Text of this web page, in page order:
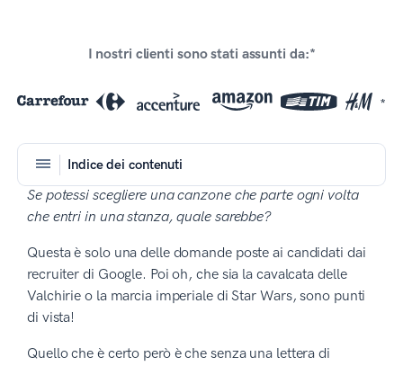
I nostri clienti sono stati assunti da:*
*
Indice dei contenuti
Se potessi scegliere una canzone che parte ogni volta
che entri in una stanza, quale sarebbe?
Questa è solo una delle domande poste ai candidati dai
recruiter di Google. Poi oh, che sia la cavalcata delle
Valchirie o la marcia imperiale di Star Wars, sono punti
di vista!
Quello che è certo però è che senza una lettera di